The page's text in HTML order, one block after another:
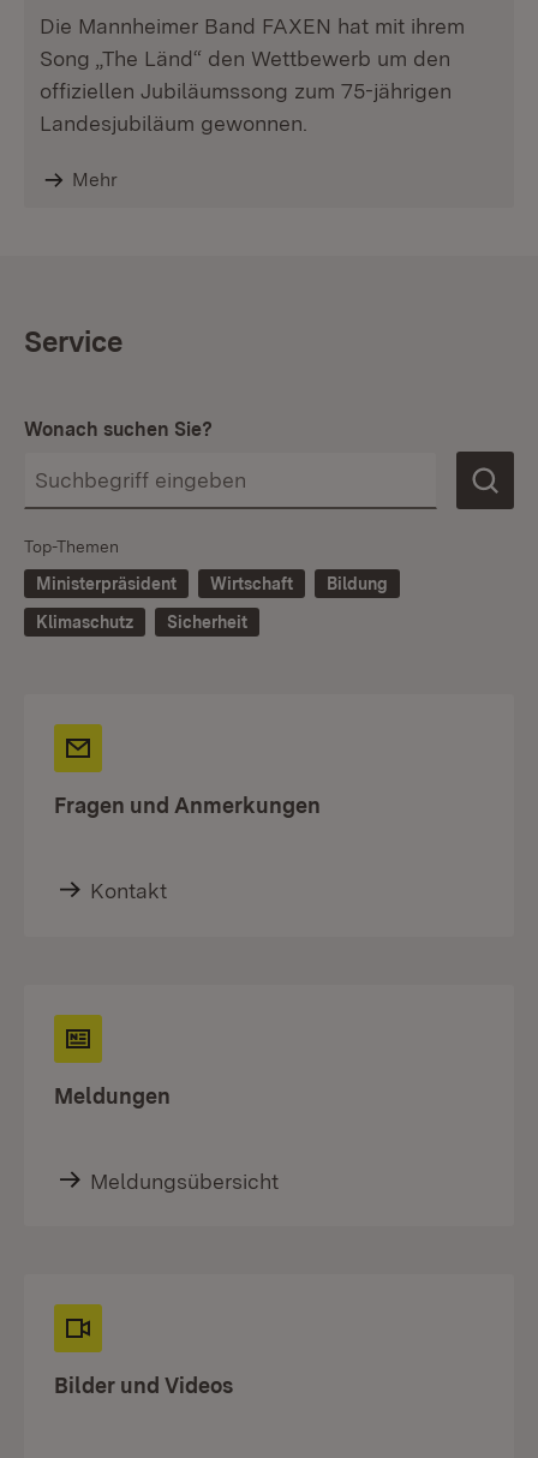
Die Mannheimer Band FAXEN hat mit ihrem
Song „The Länd“ den Wettbewerb um den
offiziellen Jubiläumssong zum 75-jährigen
Landesjubiläum gewonnen.
Mehr
Service
Wonach suchen Sie?
Top-Themen
Ministerpräsident
Wirtschaft
Bildung
Klimaschutz
Sicherheit
Fragen und Anmerkungen
Kontakt
Meldungen
Meldungsübersicht
Bilder und Videos